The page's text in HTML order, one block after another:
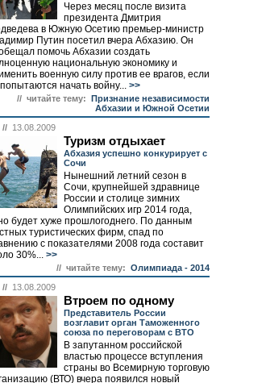
Через месяц после визита
президента Дмитрия
в Южную Осетию премьер-министр
Путин посетил вчера Абхазию. Он
помочь Абхазии создать
национальную экономику и
военную силу против ее врагов, если
начать войну... >>
// читайте тему: Признание независимости
Абхазии и Южной Осетии
// 13.08.2009
Туризм отдыхает
Абхазия успешно конкурирует с
Сочи
Нынешний летний сезон в
Сочи, крупнейшей здравнице
России и столице зимних
Олимпийских игр 2014 года,
будет хуже прошлогоднего. По данным
туристических фирм, спад по
с показателями 2008 года составит
30%... >>
// читайте тему: Олимпиада - 2014
// 13.08.2009
Втроем по одному
Представитель России
возглавит орган Таможенного
союза по переговорам с ВТО
В запутанном российской
властью процессе вступления
страны во Всемирную торговую
(ВТО) вчера появился новый